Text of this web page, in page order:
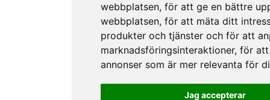
webbplatsen, för att ge en bättre
webbplatsen, för att mäta ditt
produkter och tjänster och för att
marknadsföringsinteraktioner, för att
annonser som är mer relevanta för
Jag accepterar